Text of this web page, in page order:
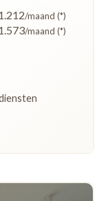
/maand (*)
/maand (*)